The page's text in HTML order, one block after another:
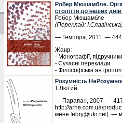
Робер Мюшамбле.
століття до наших
Робер Мюшамбле
(Переклад:
— Темпора, 2011. — 444
Жанр:
- Монографії, підручники
- Сучасні переклади
- Філософська
Розумність
Т.Лютий
— Парапан, 2007. —
http://arhe.com.ua/
мене febry@ukr.net). —